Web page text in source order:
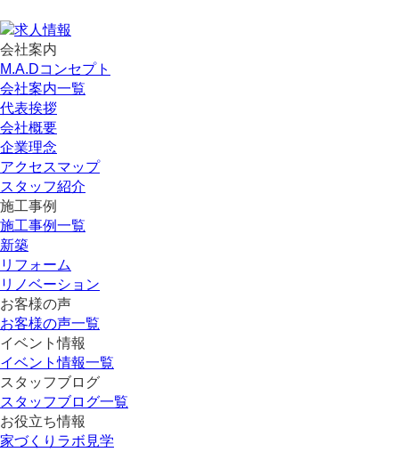
会社案内
M.A.Dコンセプト
会社案内一覧
代表挨拶
会社概要
企業理念
アクセスマップ
スタッフ紹介
施工事例
施工事例一覧
新築
リフォーム
リノベーション
お客様の声
お客様の声一覧
イベント情報
イベント情報一覧
スタッフブログ
スタッフブログ一覧
お役立ち情報
家づくりラボ見学